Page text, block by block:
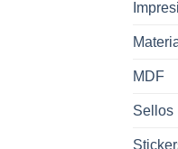
MDF
Sellos